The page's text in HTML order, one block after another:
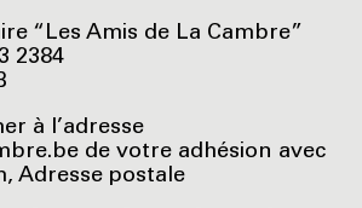
“Les Amis de La Cambre”
2384
à l’adresse
de votre adhésion avec
Adresse postale